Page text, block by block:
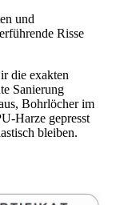
und
Risse
die exakten
Sanierung
Bohrlöcher im
Harze gepresst
bleiben.